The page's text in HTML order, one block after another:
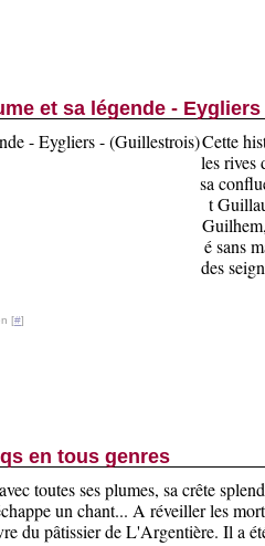
et sa légende -
Cette
les rives
sa
t
é sans
des
[#]
en tous genres
toutes ses plumes, sa crête
un chant... A réveiller les
du pâtissier de L'Argentière. Il a